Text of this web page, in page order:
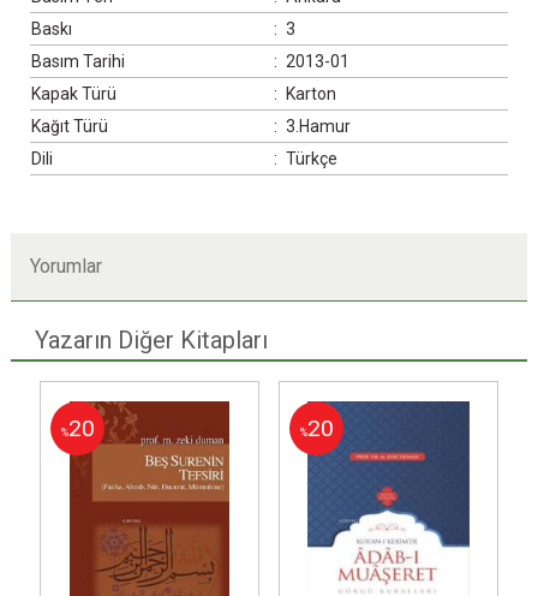
Baskı
: 3
Basım Tarihi
: 2013-01
Kapak Türü
:
Karton
Kağıt Türü
: 3.Hamur
Dili
: Türkçe
Yorumlar
Yazarın Diğer Kitapları
%20 %20